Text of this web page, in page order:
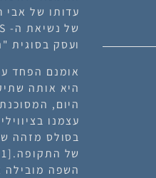
ועסק בסוגית
אומנם הפחד
היא אותה
היום,
עצמנו
בסולס מזהה
של התקופה.[1]
השפה מובילה